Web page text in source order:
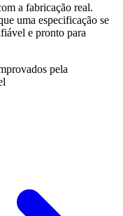
a fabricação real.
uma especificação se
e pronto para
pela